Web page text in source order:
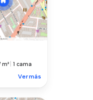
m² |1 cama
Ver más